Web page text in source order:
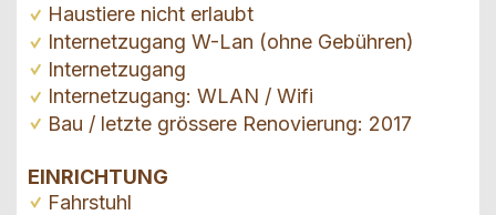
Haustiere nicht erlaubt
Internetzugang W-Lan (ohne Gebühren)
Internetzugang
Internetzugang: WLAN / Wifi
Bau / letzte grössere Renovierung: 2017
EINRICHTUNG
Fahrstuhl